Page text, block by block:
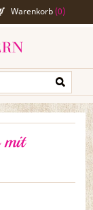
Warenkorb(0)
mit